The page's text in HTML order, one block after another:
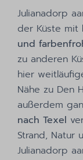
Julianadorp
der Küste mit
und
zu anderen
hier
Nähe zu Den
außerdem
nach Texel
Strand, Natur
Julianadorp